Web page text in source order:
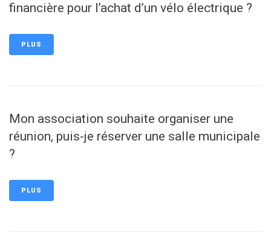
financière pour l’achat d’un vélo électrique ?
PLUS
Mon association souhaite organiser une
réunion, puis-je réserver une salle municipale
?
PLUS